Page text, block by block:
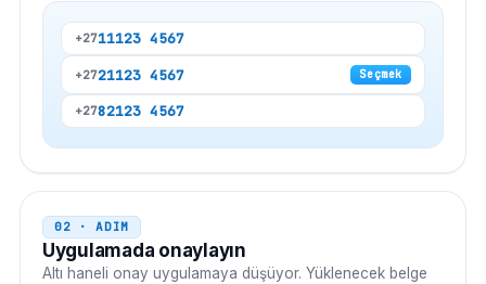
+2711123 4567
+2721123 4567 Seçmek
+2782123 4567
02 · ADIM
Uygulamada onaylayın
Altı haneli onay uygulamaya düşüyor. Yüklenecek belge